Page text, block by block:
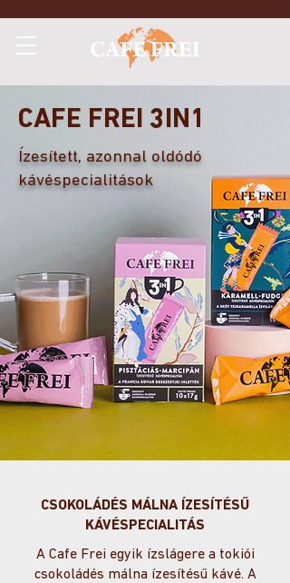
CAFE FREI 3IN1
Ízesített, azonnal oldódó
kávéspecialitások
CSOKOLÁDÉS MÁLNA ÍZESÍTÉSŰ
KÁVÉSPECIALITÁS
A Cafe Frei egyik ízslágere a tokiói
csokoládés málna ízesítésű kávé. A